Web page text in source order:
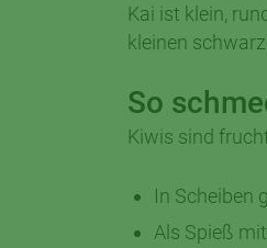
Kai ist klein,
kleinen
So
Kiwis sind
In Scheiben
Als Spieß